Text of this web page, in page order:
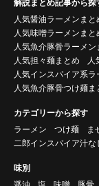
解説まとめ記事から探
人気醤油ラーメンまと
人気味噌ラーメンまと
人気魚介豚骨ラーメン
人気担々麺まとめ
人
人気インスパイア系ラ
人気魚介豚骨つけ麺ま
カテゴリーから探す
ラーメン
つけ麺 ま
二郎インスパイア汁な
味別